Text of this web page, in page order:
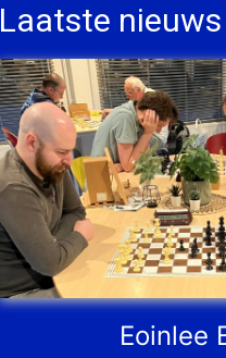
Laatste nieuws
Eoinlee